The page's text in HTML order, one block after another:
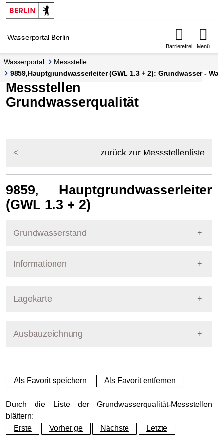
Springe zur Navigation
Springe zum Inhalt
Wasserportal Berlin
Barrierefrei Menü
Wasserportal
Messstelle
9859,Hauptgrundwasserleiter (GWL 1.3 + 2): Grundwasser -
Messstellen
Grundwasserqualität
zurück zur Messstellenliste
9859, Hauptgrundwasserleiter
(GWL 1.3 + 2)
Grundwasserstand
Dynamische Grafik
Informationen
Nummer
Ausprägung GW-Stand
Grundwasserleiter Hauptgrundwasserleiter
Geländeoberkante (GOK)
36.46
Lagekarte
+
Ausbauzeichnung
Als Favorit speichern Als Favorit entfernen
Durch die Liste der Grundwasserqualität-Messstellen
blättern:
Erste
Vorherige Nächste Letzte